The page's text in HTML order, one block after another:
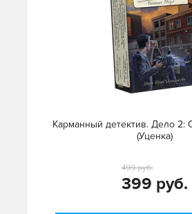
Карманный детектив. Дело 2:
(Уценка)
399 руб.
499 руб.